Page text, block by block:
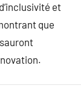
et
que